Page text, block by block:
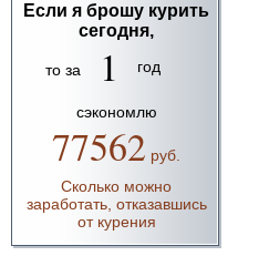
Если я брошу курить
сегодня,
то за 1 год
сэкономлю
77562 руб.
Сколько можно
заработать, отказавшись
от курения